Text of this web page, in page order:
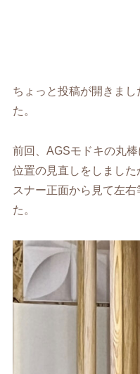
ちょっと投稿が開きま
た。
前回、AGSモドキの丸
位置の見直しをしまし
スナー正面から見て左
た。